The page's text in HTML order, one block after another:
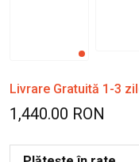
Livrare Gratuită 1-3
1,440.00 RON